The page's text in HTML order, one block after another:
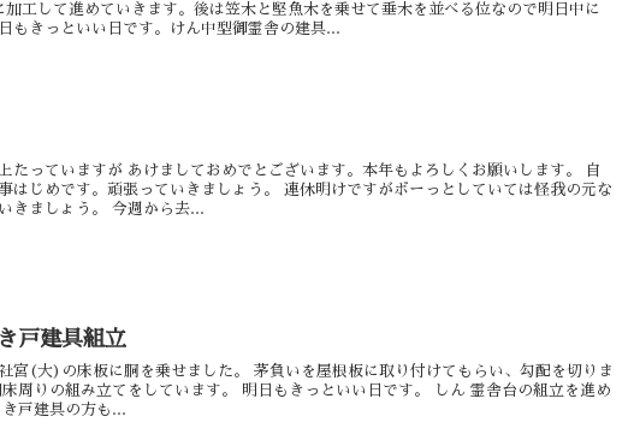
加工して進めていきます。後は笠木と堅魚木を乗せて垂木を並べる位なので明日中に
もきっといい日です。けん中型御霊舎の建具...
たっていますが あけましておめでとございます。本年もよろしくお願いします。 自
はじめです。頑張っていきましょう。 連休明けですがボーっとしていては怪我の元な
きましょう。 今週から去...
戸建具組立
宮(大)の床板に胴を乗せました。 茅負いを屋根板に取り付けてもらい、勾配を切りま
周りの組み立てをしています。 明日もきっといい日です。 しん 霊舎台の組立を進め
戸建具の方も...